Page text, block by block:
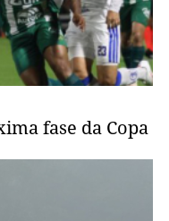
fase da Copa